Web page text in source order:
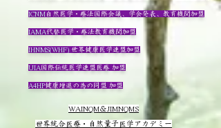
ICNM 自然医学・療法国際会議、学会発表、教育機関加盟
IAMA代替医学・療法教育機関加盟
IHNMS(WHF) 世界健康医学連盟加盟
UIA国際伝統医学連盟医療 加盟
A4HP健康増進の為の同盟 加盟
WAINQM＆JIMNQMS
世界統合医療・自然量子医学アカデミー